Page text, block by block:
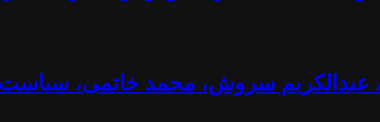
عبدالکریم سروش، محمد خاتمی،